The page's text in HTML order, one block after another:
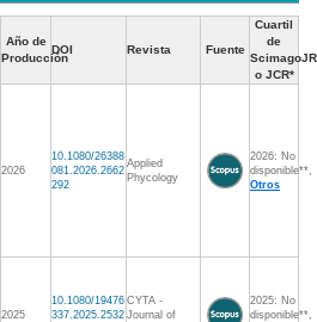
Año de
Producción
DOI Revista Fuente
Cuartil
de
ScimagoJR
o JCR*
2026
10.1080/26388
081.2026.2662
292
Applied
Phycology
2026: No
disponible**,
Otros
2025
10.1080/19476
337.2025.2532
CYTA -
Journal of
2025: No
disponible**,